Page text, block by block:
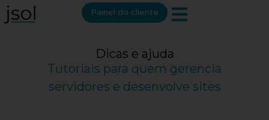
Painel do cliente
Dicas e ajuda
Tutoriais para quem gerencia
servidores e desenvolve sites